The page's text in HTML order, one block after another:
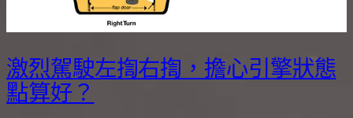
激烈駕駛左揈右揈，擔心引擎狀態
點算好？